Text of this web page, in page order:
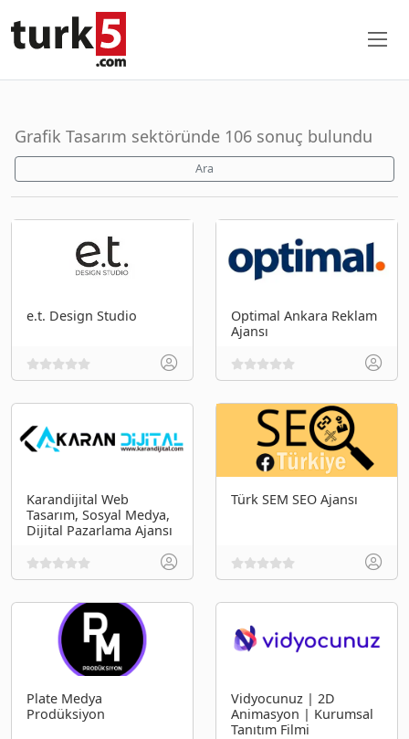
Grafik Tasarım sektöründe 106 sonuç bulundu
Ara
e.t. Design Studio
Optimal Ankara Reklam
Ajansı
Karandijital Web
Tasarım, Sosyal Medya,
Dijital Pazarlama Ajansı
Türk SEM SEO Ajansı
Plate Medya
Prodüksiyon
Vidyocunuz | 2D
Animasyon | Kurumsal
Tanıtım Filmi